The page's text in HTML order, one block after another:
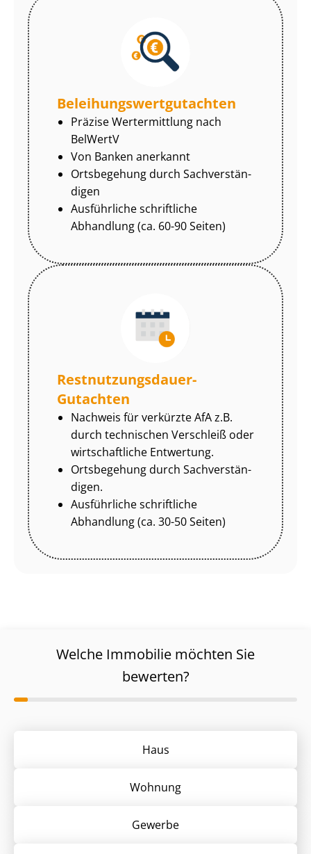
Be­lei­hungs­wert­gut­ach­ten
Präzise Wertermittlung nach
BelWertV
Von Banken anerkannt
Ortsbegehung durch Sach­ver­stän­
di­gen
Ausführliche schriftliche
Abhandlung (ca. 60-90 Seiten)
Rest­nut­zungs­dau­er-
Gutachten
Nachweis für verkürzte AfA z.B.
durch technischen Verschleiß oder
wirtschaftliche Entwertung.
Ortsbegehung durch Sach­ver­stän­
di­gen.
Ausführliche schriftliche
Abhandlung (ca. 30-50 Seiten)
Welche Immobilie möchten Sie
bewerten?
Haus
Wohnung
Gewerbe